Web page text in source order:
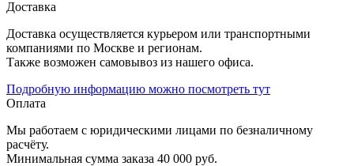
Доставка
Доставка осуществляется курьером или транспортными
компаниями по Москве и регионам.
Также возможен самовывоз из нашего офиса.
Подробную информацию можно посмотреть тут
Оплата
Мы работаем с юридическими лицами по безналичному
расчёту.
Минимальная сумма заказа 40 000 руб.